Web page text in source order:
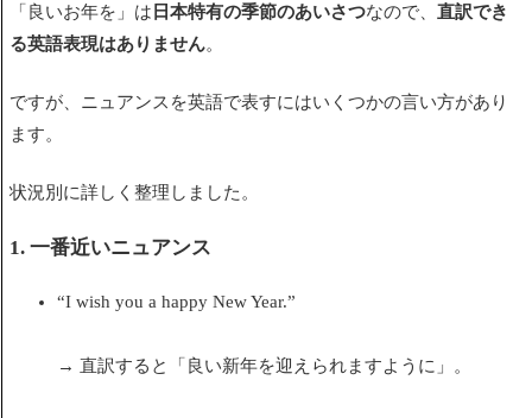
「良いお年を」は 日本特有の季節のあいさつなので、 直訳でき
る英語表現はありません。
ですが、ニュアンスを英語で表すにはいくつかの言い方があり
ます。
状況別に詳しく整理しました。
1. 一番近いニュアンス
“I wish you a happy New Year.”
→ 直訳すると「良い新年を迎えられますように」。